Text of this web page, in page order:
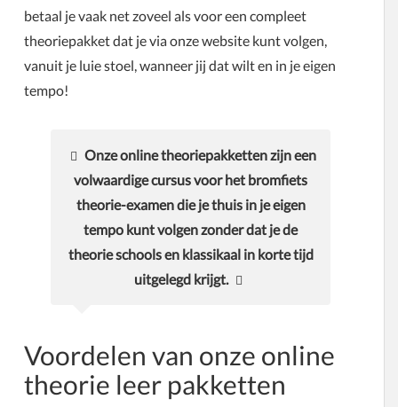
betaal je vaak net zoveel als voor een compleet
theoriepakket dat je via onze website kunt volgen,
vanuit je luie stoel, wanneer jij dat wilt en in je eigen
tempo!
Onze online theoriepakketten zijn een
volwaardige cursus voor het bromfiets
theorie-examen die je thuis in je eigen
tempo kunt volgen zonder dat je de
theorie schools en klassikaal in korte tijd
uitgelegd krijgt.
Voordelen van onze online
theorie leer pakketten